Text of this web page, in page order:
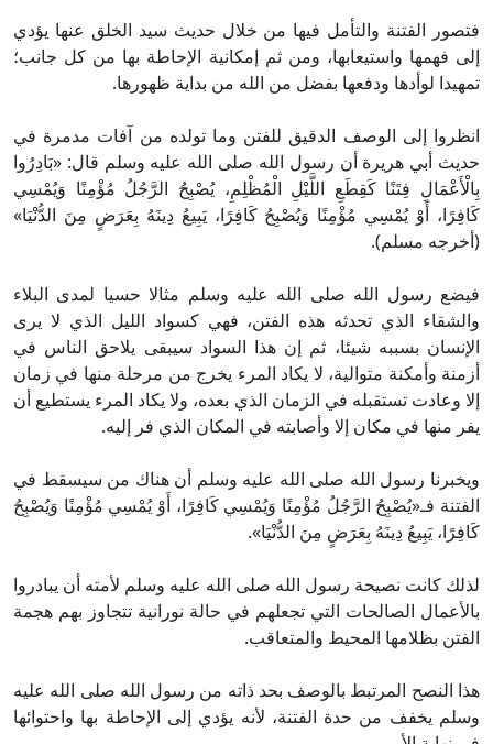
فتصور الفتنة والتأمل فيها من خلال حديث سيد الخلق عنها يؤدي
إلى فهمها واستيعابها، ومن ثم إمكانية الإحاطة بها من كل جانب؛
تمهيدا لوأدها ودفعها بفضل من الله من بداية ظهورها.
انظروا إلى الوصف الدقيق للفتن وما تولده من آفات مدمرة في
حديث أبي هريرة أن رسول الله صلى الله عليه وسلم قال: «بَادِرُوا
بِالْأَعْمَالِ فِتَنًا كَقِطَعِ اللَّيْلِ الْمُظْلِمِ، يُصْبِحُ الرَّجُلُ مُؤْمِنًا وَيُمْسِي
كَافِرًا، أَوْ يُمْسِي مُؤْمِنًا وَيُصْبِحُ كَافِرًا، يَبِيعُ دِينَهُ بِعَرَضٍ مِنَ الدُّنْيَا»
(أخرجه مسلم).
فيضع رسول الله صلى الله عليه وسلم مثالا حسيا لمدى البلاء
والشقاء الذي تحدثه هذه الفتن، فهي كسواد الليل الذي لا يرى
الإنسان بسببه شيئا، ثم إن هذا السواد سيبقى يلاحق الناس في
أزمنة وأمكنة متوالية، لا يكاد المرء يخرج من مرحلة منها في زمان
إلا وعادت تستقبله في الزمان الذي بعده، ولا يكاد المرء يستطيع أن
يفر منها في مكان إلا وأصابته في المكان الذي فر إليه.
ويخبرنا رسول الله صلى الله عليه وسلم أن هناك من سيسقط في
الفتنة فـ«يُصْبِحُ الرَّجُلُ مُؤْمِنًا وَيُمْسِي كَافِرًا، أَوْ يُمْسِي مُؤْمِنًا وَيُصْبِحُ
كَافِرًا، يَبِيعُ دِينَهُ بِعَرَضٍ مِنَ الدُّنْيَا».
لذلك كانت نصيحة رسول الله صلى الله عليه وسلم لأمته أن يبادروا
بالأعمال الصالحات التي تجعلهم في حالة نورانية تتجاوز بهم هجمة
الفتن بظلامها المحيط والمتعاقب.
هذا النصح المرتبط بالوصف بحد ذاته من رسول الله صلى الله عليه
وسلم يخفف من حدة الفتنة، لأنه يؤدي إلى الإحاطة بها واحتوائها